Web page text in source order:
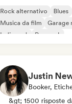
Rock alternativo Blues
Musica da film
Garage
Indie rock
Pop rock
&gt; 1500 risposte